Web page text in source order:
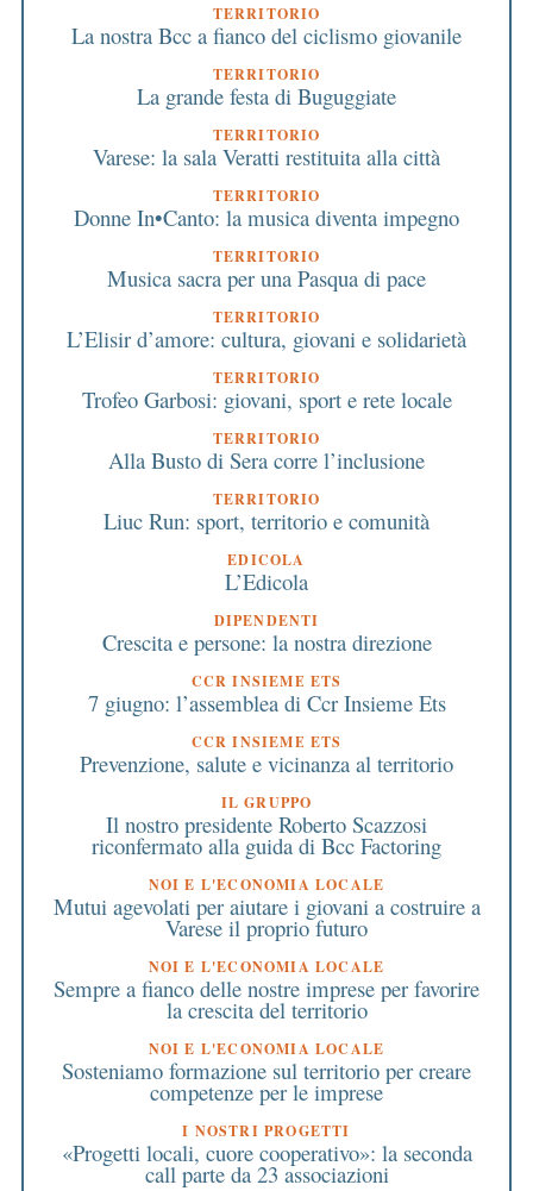
TERRITORIO
La nostra Bcc a fianco del ciclismo giovanile
TERRITORIO
La grande festa di Buguggiate
TERRITORIO
Varese: la sala Veratti restituita alla città
TERRITORIO
Donne In•Canto: la musica diventa impegno
TERRITORIO
Musica sacra per una Pasqua di pace
TERRITORIO
L’Elisir d’amore: cultura, giovani e solidarietà
TERRITORIO
Trofeo Garbosi: giovani, sport e rete locale
TERRITORIO
Alla Busto di Sera corre l’inclusione
TERRITORIO
Liuc Run: sport, territorio e comunità
EDICOLA
L’Edicola
DIPENDENTI
Crescita e persone: la nostra direzione
CCR INSIEME ETS
7 giugno: l’assemblea di Ccr Insieme Ets
CCR INSIEME ETS
Prevenzione, salute e vicinanza al territorio
IL GRUPPO
Il nostro presidente Roberto Scazzosi
riconfermato alla guida di Bcc Factoring
NOI E L'ECONOMIA LOCALE
Mutui agevolati per aiutare i giovani a costruire a
Varese il proprio futuro
NOI E L'ECONOMIA LOCALE
Sempre a fianco delle nostre imprese per favorire
la crescita del territorio
NOI E L'ECONOMIA LOCALE
Sosteniamo formazione sul territorio per creare
competenze per le imprese
I NOSTRI PROGETTI
«Progetti locali, cuore cooperativo»: la seconda
call parte da 23 associazioni